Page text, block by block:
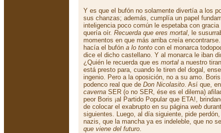
Y es que el bufón no solamente divertía a los
sus chanzas; además, cumplía un papel
inteligencia poco común le espetaba con
quería oír. Recuerda que eres mortal, le
momentos en que más arriba creía
hacía el bufón a lo tonto con el monarca
dice el dicho castellano. Y al monarca le iban
¿Quién le recuerda que es mortal a nuestro
está presto para, cuando le tiren del dogal,
ingenio. Pero a la oposición, no a su amo.
podenco real que de Don Nicolasito. Así que,
caverna SER (o no SER, ése es el dilema)
peor Boris ¡al Partido Popular que ETA!,
de colocar el exabrupto en su página web
siguientes. Luego, al día siguiente, pide
nazis, que la mancha ya es indeleble, que no
que viene del futuro.